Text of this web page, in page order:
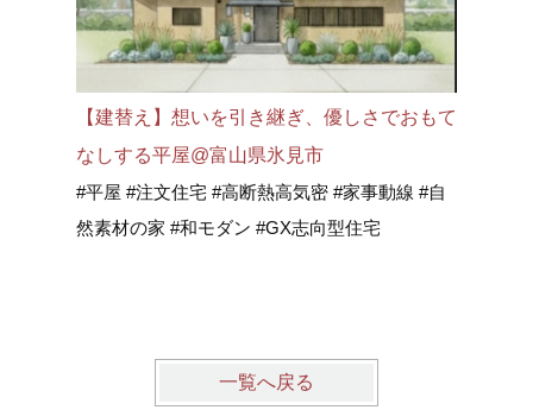
【建替え】想いを引き継ぎ、優しさでおもて
なしする平屋@富山県氷見市
#平屋 #注文住宅 #高断熱高気密 #家事動線 #自
然素材の家 #和モダン #GX志向型住宅
一覧へ戻る